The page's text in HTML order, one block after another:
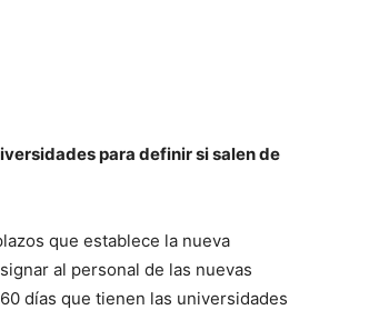
para definir si salen de
que establece la nueva
al personal de las nuevas
días que tienen las universidades